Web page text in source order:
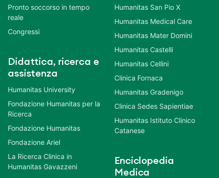
Pronto soccorso in tempo
reale
Congressi
Didattica, ricerca e
assistenza
Humanitas University
Fondazione Humanitas per la
Ricerca
Fondazione Humanitas
Fondazione Ariel
La Ricerca Clinica in
Humanitas Gavazzeni
Humanitas San Pio X
Humanitas Medical Care
Humanitas Mater Domini
Humanitas Castelli
Humanitas Cellini
Clinica Fornaca
Humanitas Gradenigo
Clinica Sedes Sapientiae
Humanitas Istituto Clinico
Catanese
Enciclopedia
Medica